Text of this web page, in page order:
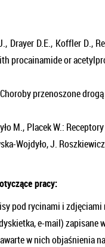
Drayer D.E., Koffler D.,
procainamide or
przenoszone
M., Placek W.:
Wojdyło, J.
pracy:
pod rycinami i
e-mail) zapisane
w nich objaśnienia